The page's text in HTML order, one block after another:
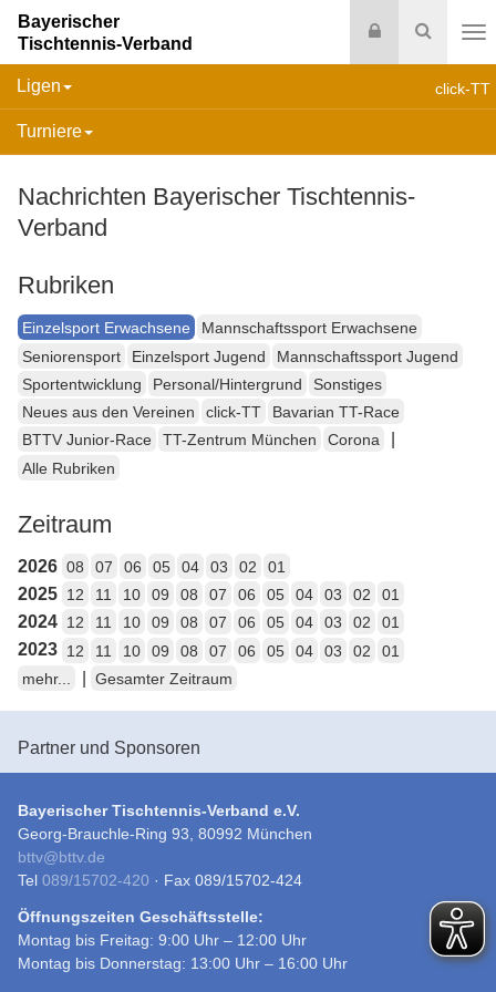
Suche
Login
Bayerischer
Tischtennis-Verband
click-TT
Ligen
Turniere
Nachrichten Bayerischer Tischtennis-
Verband
Rubriken
Einzelsport Erwachsene
Mannschaftssport Erwachsene
Seniorensport
Einzelsport Jugend
Mannschaftssport Jugend
Sportentwicklung
Personal/Hintergrund
Sonstiges
Neues aus den Vereinen
click-TT
Bavarian TT-Race
BTTV Junior-Race
TT-Zentrum München Corona
Alle Rubriken
Zeitraum
2026 08 07 06 05 04 03 02 01
2025 12 11 10 09 08 07 06 05 04 03 02 01
2024 12 11 10 09 08 07 06 05 04 03 02 01
2023 12 11 10 09 08 07 06 05 04 03 02
01
mehr...
Gesamter Zeitraum
Partner und Sponsoren
Bayerischer Tischtennis-Verband e.V.
Georg-Brauchle-Ring 93, 80992 München
bttv@bttv.de
Tel 089/15702-420 · Fax 089/15702-424
Öffnungszeiten Geschäftsstelle:
Montag bis Freitag: 9:00 Uhr – 12:00 Uhr
Montag bis Donnerstag: 13:00 Uhr – 16:00 Uhr